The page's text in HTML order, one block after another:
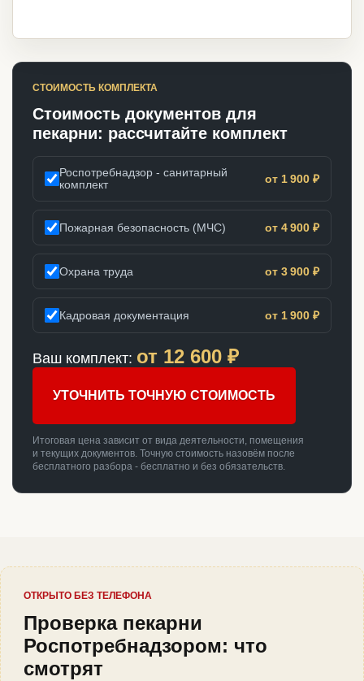
СТОИМОСТЬ КОМПЛЕКТА
Стоимость документов для
пекарни: рассчитайте комплект
Роспотребнадзор - санитарный
комплект
от 1 900 ₽
Пожарная безопасность (МЧС) от 4 900 ₽
Охрана труда от 3 900 ₽
Кадровая документация от 1 900 ₽
Ваш комплект: от 12 600 ₽
УТОЧНИТЬ ТОЧНУЮ СТОИМОСТЬ
Итоговая цена зависит от вида деятельности, помещения
и текущих документов. Точную стоимость назовём после
бесплатного разбора - бесплатно и без обязательств.
ОТКРЫТО БЕЗ ТЕЛЕФОНА
Проверка пекарни
Роспотребнадзором: что
смотрят